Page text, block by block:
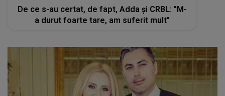
De ce s-au certat, de fapt, Adda și CRBL: ”M-
a durut foarte tare, am suferit mult”